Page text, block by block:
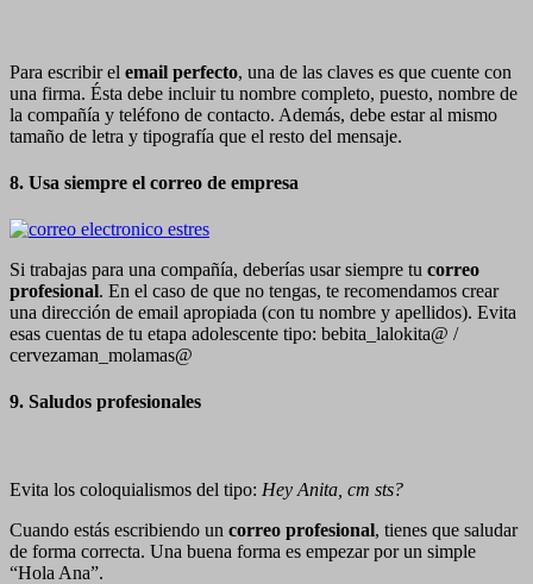
Para escribir el email perfecto, una de las claves es que cuente con
una firma. Ésta debe incluir tu nombre completo, puesto, nombre de
la compañía y teléfono de contacto. Además, debe estar al mismo
tamaño de letra y tipografía que el resto del mensaje.
8. Usa siempre el correo de empresa
Si trabajas para una compañía, deberías usar siempre tu correo
profesional. En el caso de que no tengas, te recomendamos crear
una dirección de email apropiada (con tu nombre y apellidos). Evita
esas cuentas de tu etapa adolescente tipo: bebita_lalokita@ /
cervezaman_molamas@
9. Saludos profesionales
Evita los coloquialismos del tipo: Hey Anita, cm sts?
Cuando estás escribiendo un correo profesional, tienes que saludar
de forma correcta. Una buena forma es empezar por un simple
“Hola Ana”.